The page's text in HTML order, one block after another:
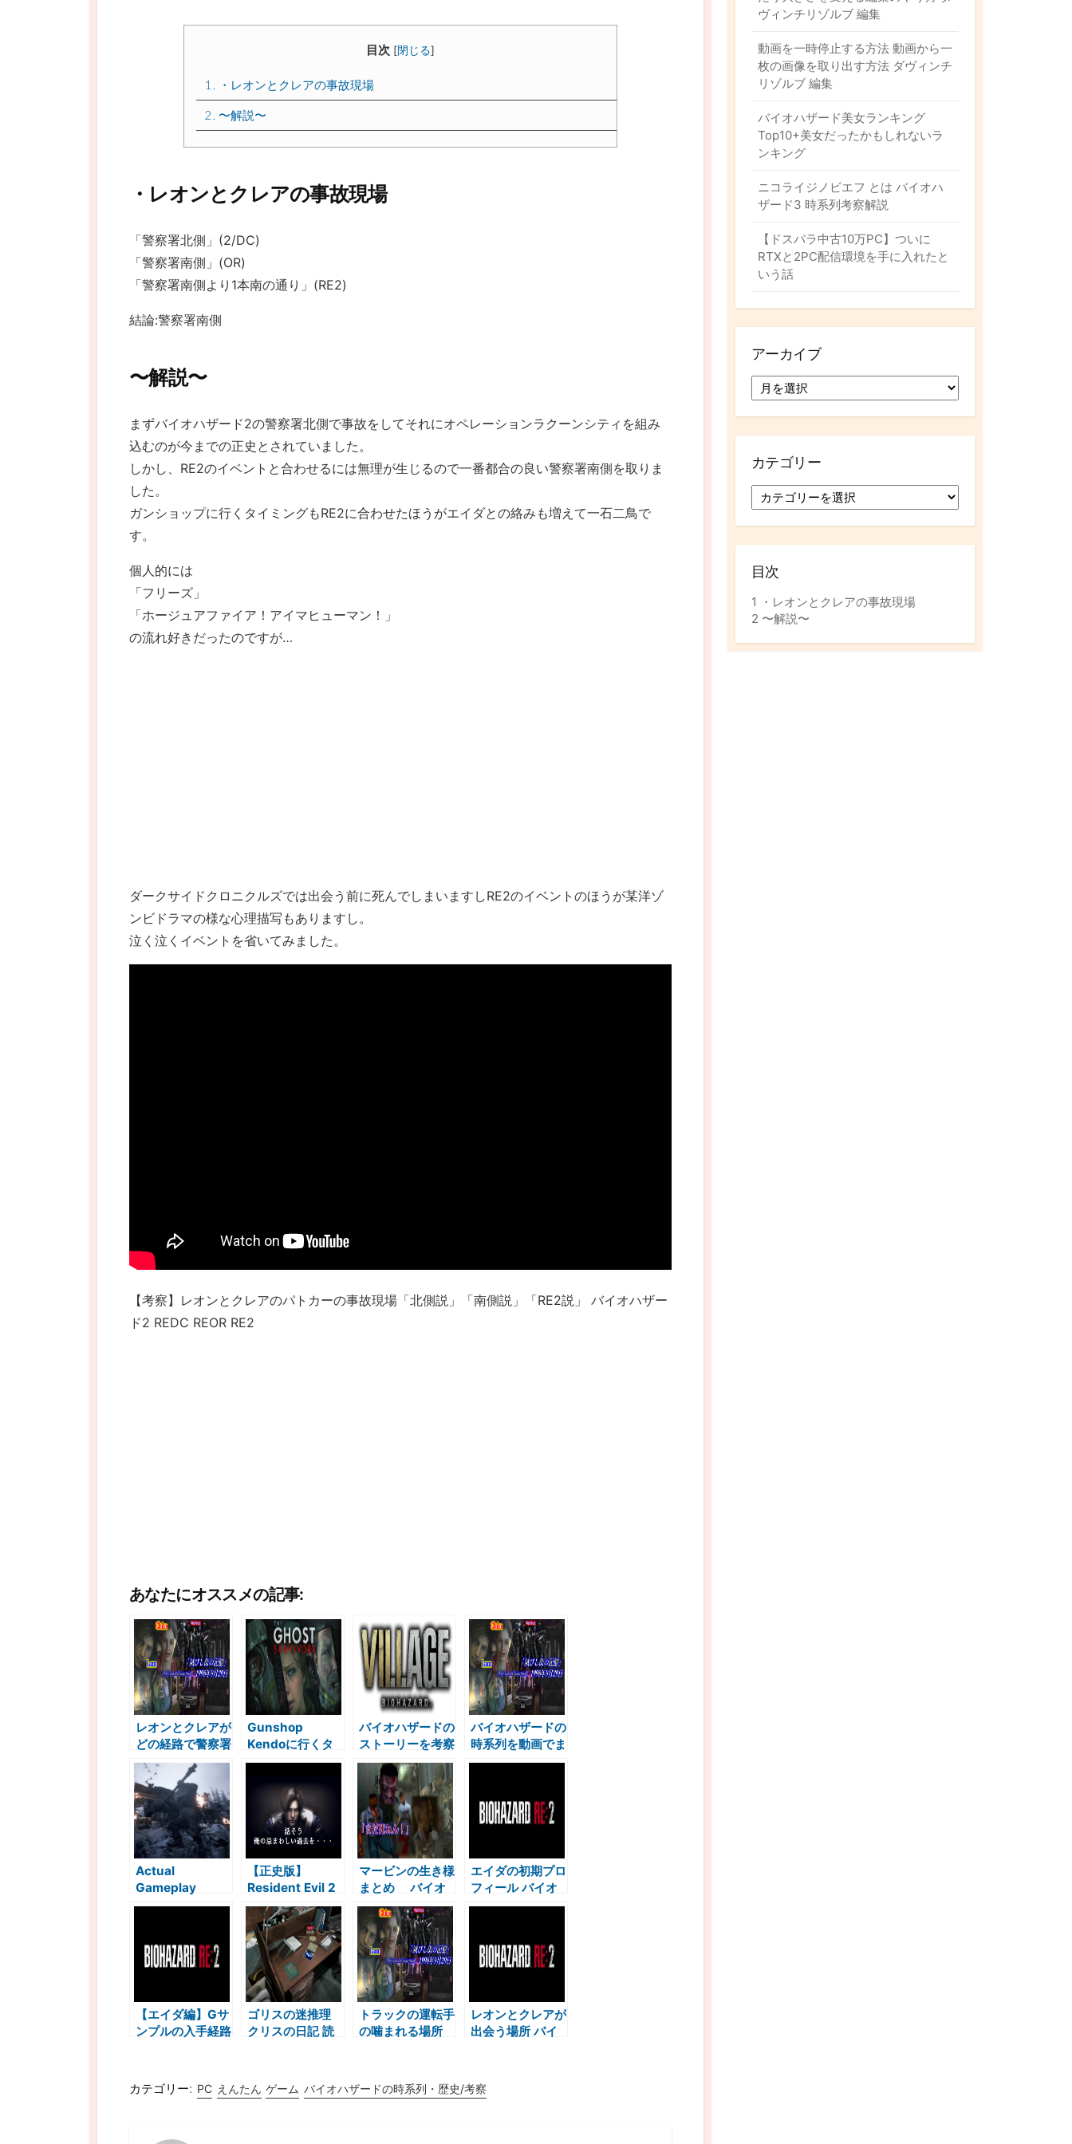
目次 [閉じる]
1 ・レオンとクレアの事故現場
2 〜解説〜
・レオンとクレアの事故現場
「警察署北側」(2/DC)
「警察署南側」(OR)
「警察署南側より1本南の通り」(RE2)
結論:警察署南側
〜解説〜
まずバイオハザード2の警察署北側で事故をしてそれにオペレーションラクーンシティを組み
込むのが今までの正史とされていました。
しかし、RE2のイベントと合わせるには無理が生じるので一番都合の良い警察署南側を取りま
した。
ガンショップに行くタイミングもRE2に合わせたほうがエイダとの絡みも増えて一石二鳥で
す。
個人的には
「フリーズ」
「ホージュアファイア！アイマヒューマン！」
の流れ好きだったのですが…
ダークサイドクロニクルズでは出会う前に死んでしまいますしRE2のイベントのほうが某洋ゾ
ンビドラマの様な心理描写もありますし。
泣く泣くイベントを省いてみました。
【考察】レオンとクレアのパトカーの事故現場「北側説」「南側説」「RE2説」 バイオハザー
ド2 REDC REOR RE2
あなたにオススメの記事:
レオンとクレアが
どの経路で警察署
にたどり着いたの
か？ バイオハザ
ード2考察
Gunshop
Kendoに行くタ
イミング バイオ
バイオハザードの
ストーリーを考察
していく(問題提
起箇所)
バイオハザードの
時系列を動画でま
とめた【バイオ時
Actual
Gameplay
Resident Evil
translation
CAPCOM
transcription バ
イオハザード８
ヴィレッジ 実機
【正史版】
Resident Evil 2
/ BIOHAZARD 2
フルムービー バ
イオハザードダー
クサイドクロニク
ルズ REDC
マービンの生き様
まとめ バイオ
ハザード2考察
エイダの初期プロ
フィール バイオ
ハザード2考察
【エイダ編】Gサ
ンプルの入手経路
ゴリスの迷推理
クリスの日記 読
トラックの運転手
の噛まれる場所
レオンとクレアが
出会う場所 バイ
カテゴリー: PC えんたん ゲーム バイオハザードの時系列・歴史/考察
ヴィンチリゾルブ 編集
動画を一時停止する方法 動画から一
枚の画像を取り出す方法 ダヴィンチ
リゾルブ 編集
バイオハザード美女ランキング
Top10+美女だったかもしれないラ
ンキング
ニコライジノビエフ とは バイオハ
ザード3 時系列考察解説
【ドスパラ中古10万PC】ついに
RTXと2PC配信環境を手に入れたと
いう話
アーカイブ
ア
ー
カ
イ
カテゴリー
カ
テ
ゴ
リ
目次
1
・レオンとクレアの事故現場
2 〜解説〜